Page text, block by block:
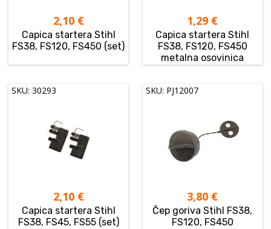
2,10 €
Capica startera Stihl
FS38, FS120, FS450 (set)
1,29 €
Capica startera Stihl
FS38, FS120, FS450
metalna osovinica
SKU: 30293
2,10 €
Capica startera Stihl
FS38, FS45, FS55 (set)
SKU: PJ12007
3,80 €
Čep goriva Stihl FS38,
FS120, FS450